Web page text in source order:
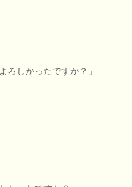
ろしかったですか？」